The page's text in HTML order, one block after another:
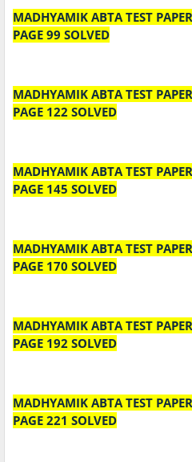
MADHYAMIK ABTA TEST
PAGE 99 SOLVED
MADHYAMIK ABTA TEST
PAGE 122 SOLVED
MADHYAMIK ABTA TEST
PAGE 145 SOLVED
MADHYAMIK ABTA TEST
PAGE 170 SOLVED
MADHYAMIK ABTA TEST
PAGE 192 SOLVED
MADHYAMIK ABTA TEST
PAGE 221 SOLVED